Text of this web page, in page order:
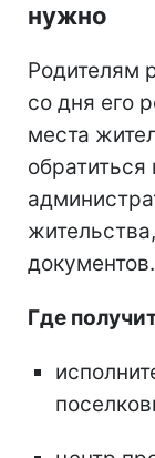
нужно
Родителям
со дня его
места
документов.
Где